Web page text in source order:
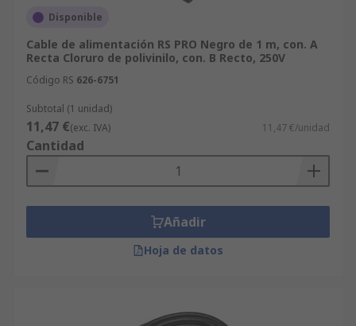
Disponible
Cable de alimentación RS PRO Negro de 1 m, con. A
Recta Cloruro de polivinilo, con. B Recto, 250V
Código RS 626-6751
Subtotal (1 unidad)
11,47 €(exc. IVA) 11,47 €/unidad
Cantidad
Añadir
Hoja de datos